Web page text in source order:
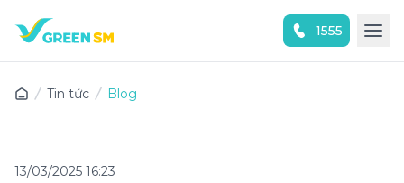
1555
Tin tức Blog
13/03/2025 16:23